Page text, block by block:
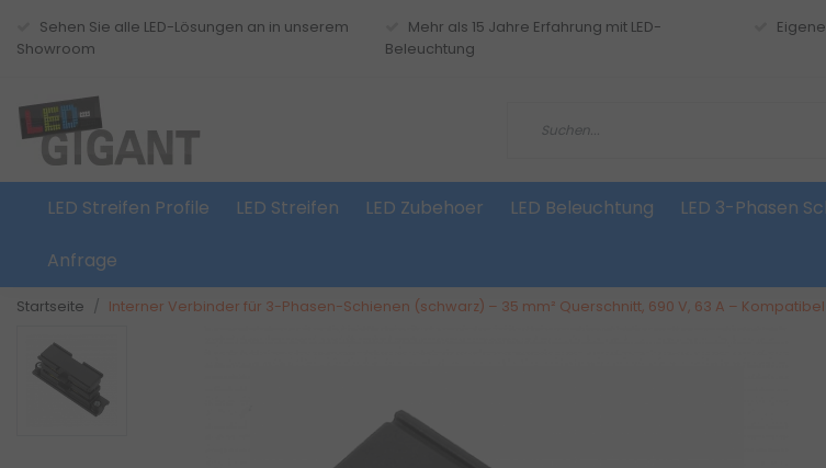
Sehen Sie alle LED-Lösungen an in unserem
Showroom
Mehr als 15 Jahre Erfahrung mit LED-
Beleuchtung
LED Streifen Profile LED Streifen LED Zubehoer LED Beleuchtung LED 3-Phasen
Anfrage
Startseite Interner Verbinder für 3-Phasen-Schienen (schwarz) – 35 mm² Querschnitt, 690 V, 63 A –